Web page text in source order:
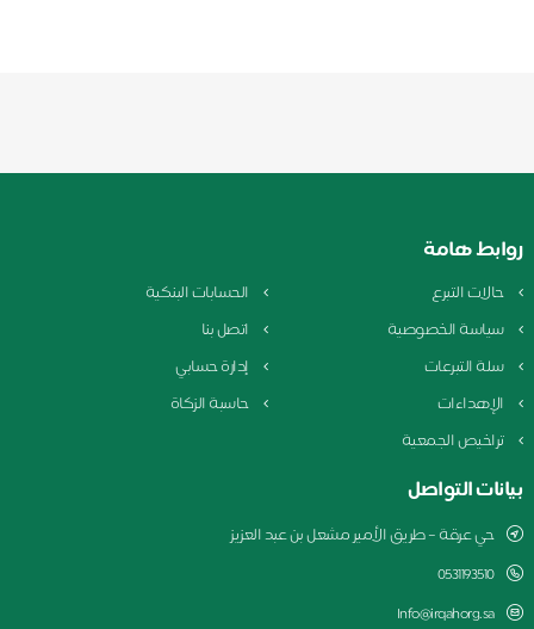
روابط هامة
حالات التبرع
الحسابات البنكية
سياسة الخصوصية
اتصل بنا
سلة التبرعات
إدارة حسابي
الإهداءات
حاسبة الزكاة
تراخيص الجمعية
بيانات التواصل
حي عرقة – طريق الأمير مشعل بن عبد العزيز
0531193510
Info@irqahorg.sa